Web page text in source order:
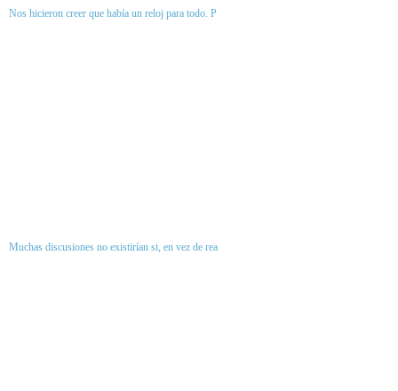
Nos hicieron creer que había un reloj para todo. P
Muchas discusiones no existirían si, en vez de rea